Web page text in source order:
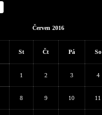
Červen 2016
St Čt Pá So
1 2 3 4
8 9 10 11